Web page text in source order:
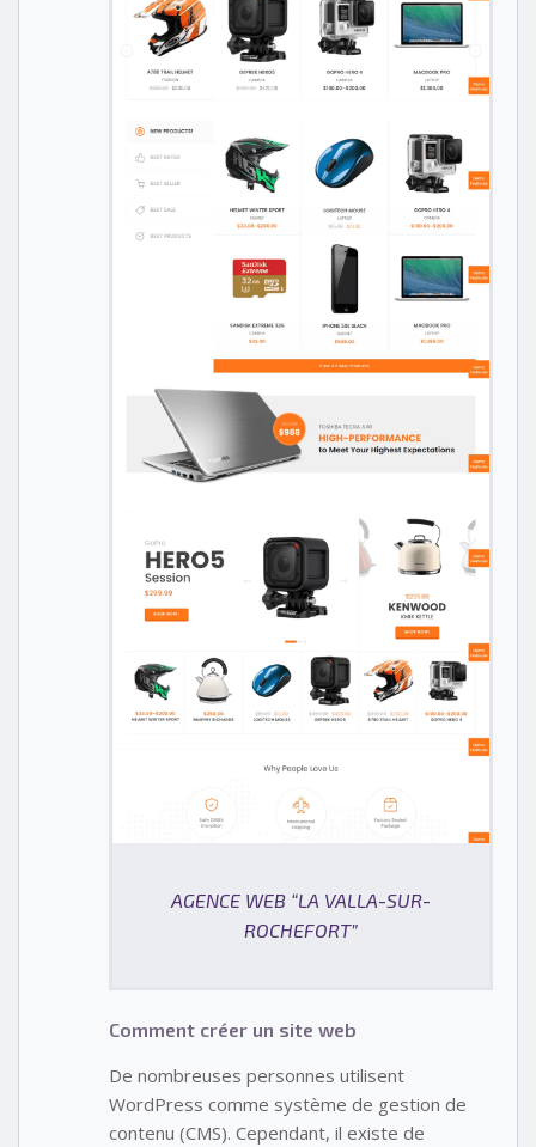
AGENCE WEB “LA VALLA-SUR-
ROCHEFORT”
Comment créer un site web
De nombreuses personnes utilisent
WordPress comme système de gestion de
contenu (CMS). Cependant, il existe de